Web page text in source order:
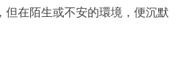
但在陌生或不安的環境，便沉默